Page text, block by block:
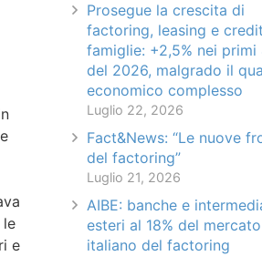
le
e
Prosegue la crescita di
factoring, leasing e
famiglie: +2,5% nei primi
del 2026, malgrado il
economico complesso
Luglio 22, 2026
Fact&News: “Le nuove
del factoring”
Luglio 21, 2026
AIBE: banche e
esteri al 18% del mercato
italiano del factoring